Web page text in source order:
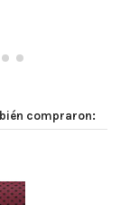
compraron: